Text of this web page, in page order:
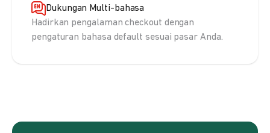
Dukungan Multi-bahasa
Hadirkan pengalaman checkout dengan
pengaturan bahasa default sesuai pasar Anda.